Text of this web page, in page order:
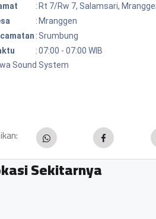
: Rt 7/rw 7, Salamsari,
: Mranggen
: Srumbung
:07:00 - 07:00 WIB
Sound System
Sekitarnya